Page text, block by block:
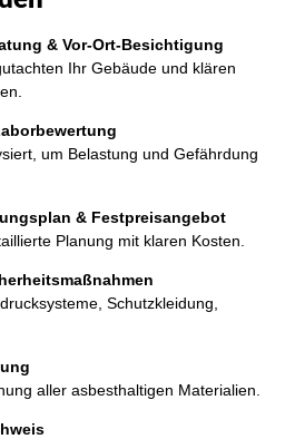
& Vor-Ort-Besichtigung
Ihr Gebäude und klären
um Belastung und Gefährdung
& Festpreisangebot
Planung mit klaren Kosten.
Schutzkleidung,
aller asbesthaltigen Materialien.